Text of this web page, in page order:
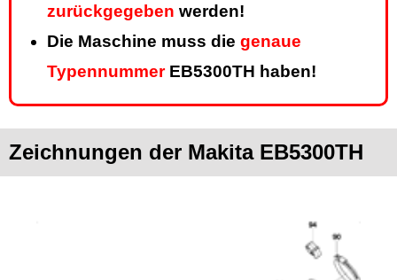
zurückgegeben werden!
Die Maschine muss die genaue
TypennummerEB5300TH haben!
Zeichnungen der Makita EB5300TH